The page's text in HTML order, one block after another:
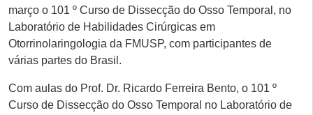
março o 101 º Curso de Dissecção do Osso Temporal, no
Laboratório de Habilidades Cirúrgicas em
Otorrinolaringologia da FMUSP, com participantes de
várias partes do Brasil.
Com aulas do Prof. Dr. Ricardo Ferreira Bento, o 101 º
Curso de Dissecção do Osso Temporal no Laboratório de